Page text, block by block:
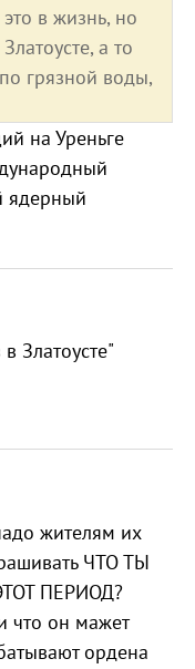
в жизнь, но
а то
грязной воды,
на Уреньге
ядерный
Златоусте"
жителям их
ЧТО ТЫ
ПЕРИОД?
он мажет
ордена